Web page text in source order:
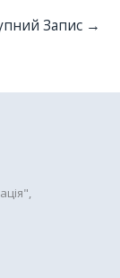
Запис →